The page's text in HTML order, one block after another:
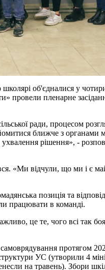
об'єдналися у
провели пленарне
ради, процесом
ближче з органами
рішення», -
«Ми відчули, що ми і є
позиція та
працювати в команді.
це те, чого всі так
протягом
УС (утворили 4
на травень). Збори